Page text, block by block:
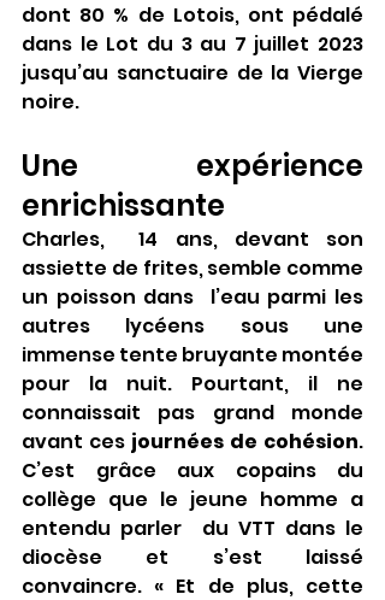
dont 80 % de Lotois, ont pédalé
dans le Lot du 3 au 7 juillet 2023
jusqu’au sanctuaire de la Vierge
noire.
Une expérience
enrichissante
Charles,  14 ans, devant son
assiette de frites, semble comme
un poisson dans  l’eau parmi les
autres lycéens sous une
immense tente bruyante montée
pour la nuit. Pourtant, il ne
connaissait pas grand monde
avant ces journées de cohésion.
C’est grâce aux copains du
collège que le jeune homme a
entendu parler  du VTT dans le
diocèse et s’est laissé
convaincre. « Et de plus, cette